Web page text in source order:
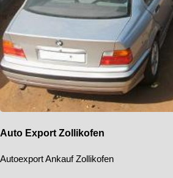
Auto Export Zollikofen
Autoexport Ankauf Zollikofen